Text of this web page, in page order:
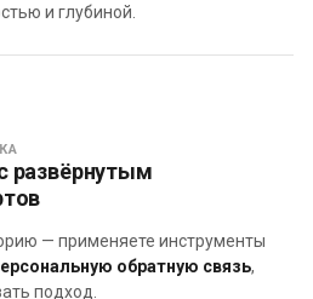
и глубиной.
развёрнутым
— применяете инструменты
обратную связь,
подход.